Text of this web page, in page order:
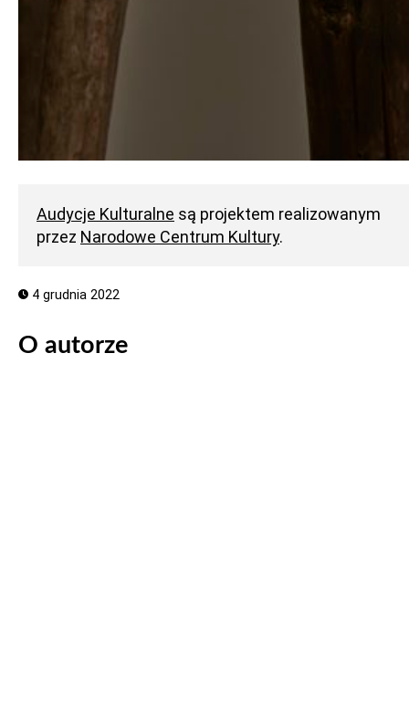
Audycje Kulturalne są projektem realizowanym
przez Narodowe Centrum Kultury.
4 grudnia 2022
O autorze